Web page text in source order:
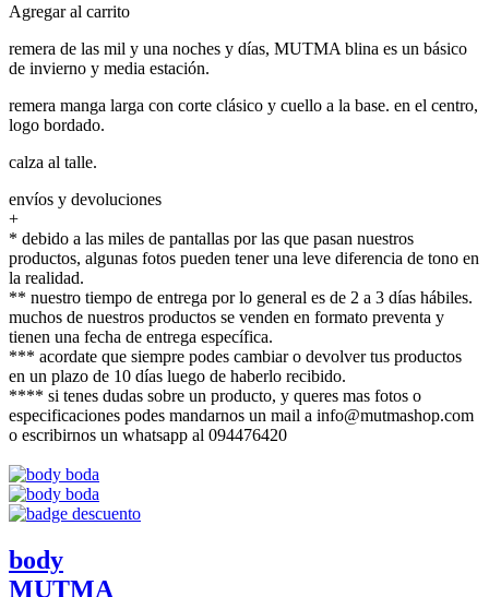
Agregar al carrito
remera de las mil y una noches y días, MUTMA blina es un básico
de invierno y media estación.
remera manga larga con corte clásico y cuello a la base. en el centro,
logo bordado.
calza al talle.
envíos y devoluciones
+
* debido a las miles de pantallas por las que pasan nuestros
productos, algunas fotos pueden tener una leve diferencia de tono en
la realidad.
** nuestro tiempo de entrega por lo general es de 2 a 3 días hábiles.
muchos de nuestros productos se venden en formato preventa y
tienen una fecha de entrega específica.
*** acordate que siempre podes cambiar o devolver tus productos
en un plazo de 10 días luego de haberlo recibido.
**** si tenes dudas sobre un producto, y queres mas fotos o
especificaciones podes mandarnos un mail a info@mutmashop.com
o escribirnos un whatsapp al 094476420
body
MUTMA